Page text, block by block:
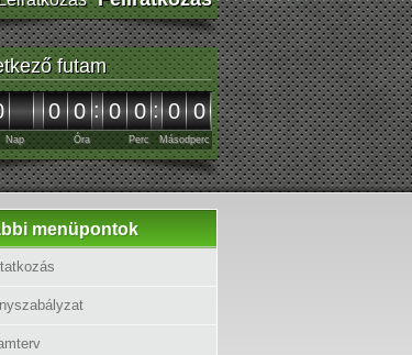
futam
Nap
00
Óra
: 00
Perc
: 00
Másodperc
menüpontok